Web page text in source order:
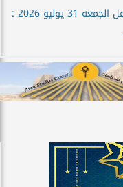
حظك اليوم برج الحمل الجمعه 31 يوليو 2026 :